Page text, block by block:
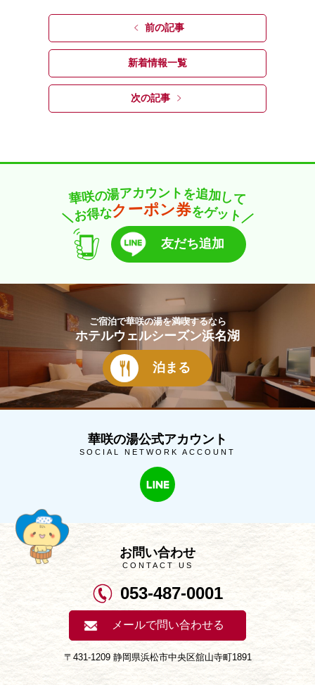
前の記事
新着情報一覧
次の記事
華咲の湯アカ ウント を追加して
＼お得なク ーポン券をゲッ ト ／
友だち追加
ご宿泊で華咲の湯を満喫するなら
ホテルウェルシーズン浜名湖
泊まる
華咲の湯公式アカウント
SOCIAL NETWORK ACCOUNT
お問い合わせ
CONTACT US
053-487-0001
メールで問い合わせる
〒431-1209 静岡県浜松市中央区舘山寺町1891